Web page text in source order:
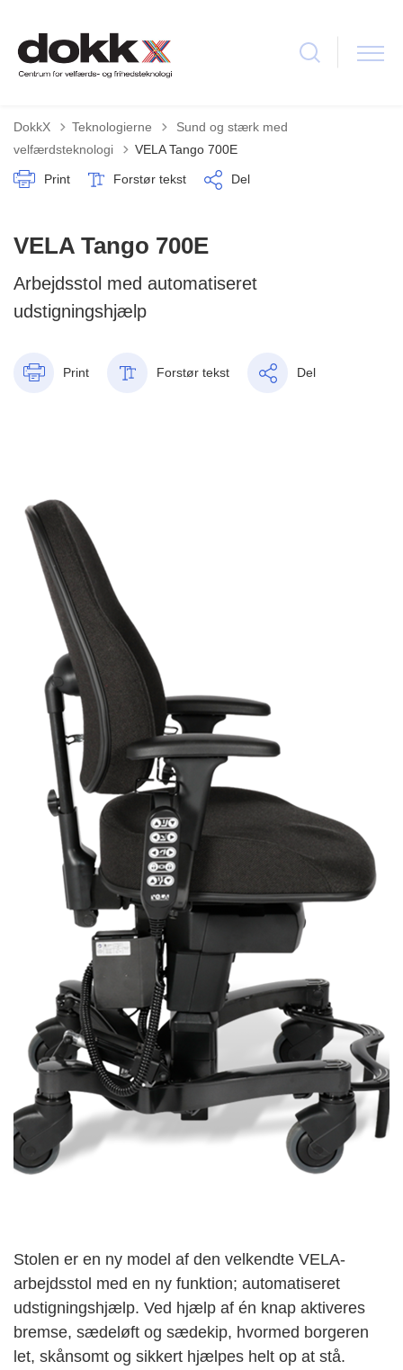
DokkX Teknologierne Tilbage til
Sund og stærk med
velfærdsteknologi
VELA Tango 700E
Print Forstør tekst Del
VELA Tango 700E
Arbejdsstol med automatiseret
udstigningshjælp
Print Forstør tekst Del
Stolen er en ny model af den velkendte VELA-
arbejdsstol med en ny funktion; automatiseret
udstigningshjælp. Ved hjælp af én knap aktiveres
bremse, sædeløft og sædekip, hvormed borgeren
let, skånsomt og sikkert hjælpes helt op at stå.